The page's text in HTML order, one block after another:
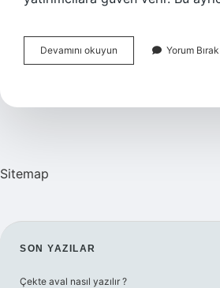
Devamını okuyun
Açıklandıktan
Olur
Yorum Bırak
Sitemap
SIDEBAR
SON YAZILAR
Çekte aval nasıl yazılır ?